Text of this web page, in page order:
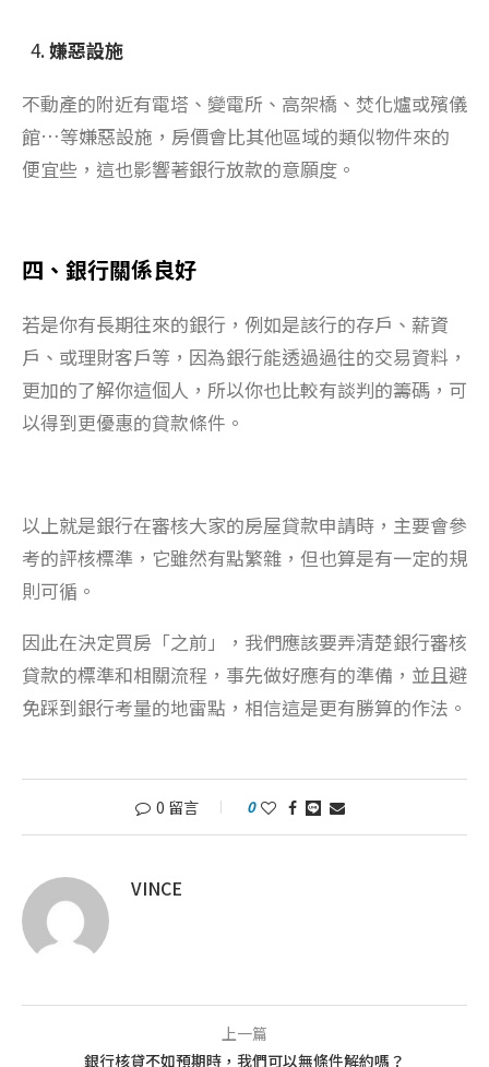
嫌惡設施
不動產的附近有電塔、變電所、高架橋、焚化爐或殯儀
館…等嫌惡設施，房價會比其他區域的類似物件來的
便宜些，這也影響著銀行放款的意願度。
四、銀行關係良好
若是你有長期往來的銀行，例如是該行的存戶、薪資
戶、或理財客戶等，因為銀行能透過過往的交易資料，
更加的了解你這個人，所以你也比較有談判的籌碼，可
以得到更優惠的貸款條件。
以上就是銀行在審核大家的房屋貸款申請時，主要會參
考的評核標準，它雖然有點繁雜，但也算是有一定的規
則可循。
因此在決定買房「之前」，我們應該要弄清楚銀行審核
貸款的標準和相關流程，事先做好應有的準備，並且避
免踩到銀行考量的地雷點，相信這是更有勝算的作法。
0 留言 0
VINCE
上一篇
銀行核貸不如預期時，我們可以無條件解約嗎？